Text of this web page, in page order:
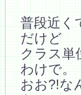
普段近く
だけど
クラス単
わけで。
おお?!な